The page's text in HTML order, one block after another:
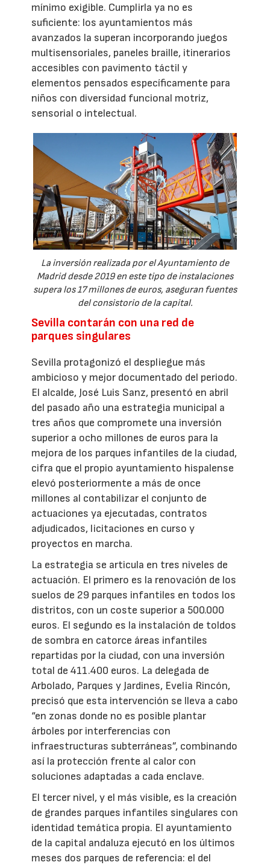
mínimo exigible. Cumplirla ya no es
suficiente: los ayuntamientos más
avanzados la superan incorporando juegos
multisensoriales, paneles braille, itinerarios
accesibles con pavimento táctil y
elementos pensados específicamente para
niños con diversidad funcional motriz,
sensorial o intelectual.
La inversión realizada por el Ayuntamiento de
Madrid desde 2019 en este tipo de instalaciones
supera los 17 millones de euros, aseguran fuentes
del consistorio de la capital.
Sevilla contarán con una red de
parques singulares
Sevilla protagonizó el despliegue más
ambicioso y mejor documentado del periodo.
El alcalde, José Luis Sanz, presentó en abril
del pasado año una estrategia municipal a
tres años que compromete una inversión
superior a ocho millones de euros para la
mejora de los parques infantiles de la ciudad,
cifra que el propio ayuntamiento hispalense
elevó posteriormente a más de once
millones al contabilizar el conjunto de
actuaciones ya ejecutadas, contratos
adjudicados, licitaciones en curso y
proyectos en marcha.
La estrategia se articula en tres niveles de
actuación. El primero es la renovación de los
suelos de 29 parques infantiles en todos los
distritos, con un coste superior a 500.000
euros. El segundo es la instalación de toldos
de sombra en catorce áreas infantiles
repartidas por la ciudad, con una inversión
total de 411.400 euros. La delegada de
Arbolado, Parques y Jardines, Evelia Rincón,
precisó que esta intervención se lleva a cabo
“en zonas donde no es posible plantar
árboles por interferencias con
infraestructuras subterráneas”, combinando
así la protección frente al calor con
soluciones adaptadas a cada enclave.
El tercer nivel, y el más visible, es la creación
de grandes parques infantiles singulares con
identidad temática propia. El ayuntamiento
de la capital andaluza ejecutó en los últimos
meses dos parques de referencia: el del